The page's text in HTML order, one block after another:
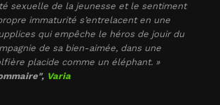
sexuelle de la jeunesse et le sentiment
immaturité s’entrelacent en une
qui empêche le héros de jouir du
de sa bien-aimée, dans une
placide comme un éléphant. »
Varia